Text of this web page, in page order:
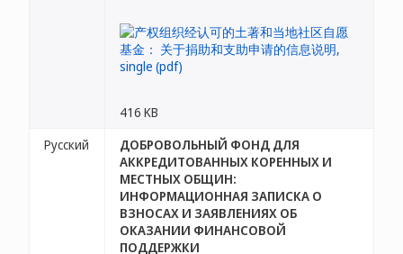
416 KB
Русский
ДОБРОВОЛЬНЫЙ ФОНД ДЛЯ
АККРЕДИТОВАННЫХ КОРЕННЫХ И
МЕСТНЫХ ОБЩИН:
ИНФОРМАЦИОННАЯ ЗАПИСКА О
ВЗНОСАХ И ЗАЯВЛЕНИЯХ ОБ
ОКАЗАНИИ ФИНАНСОВОЙ
ПОДДЕРЖКИ